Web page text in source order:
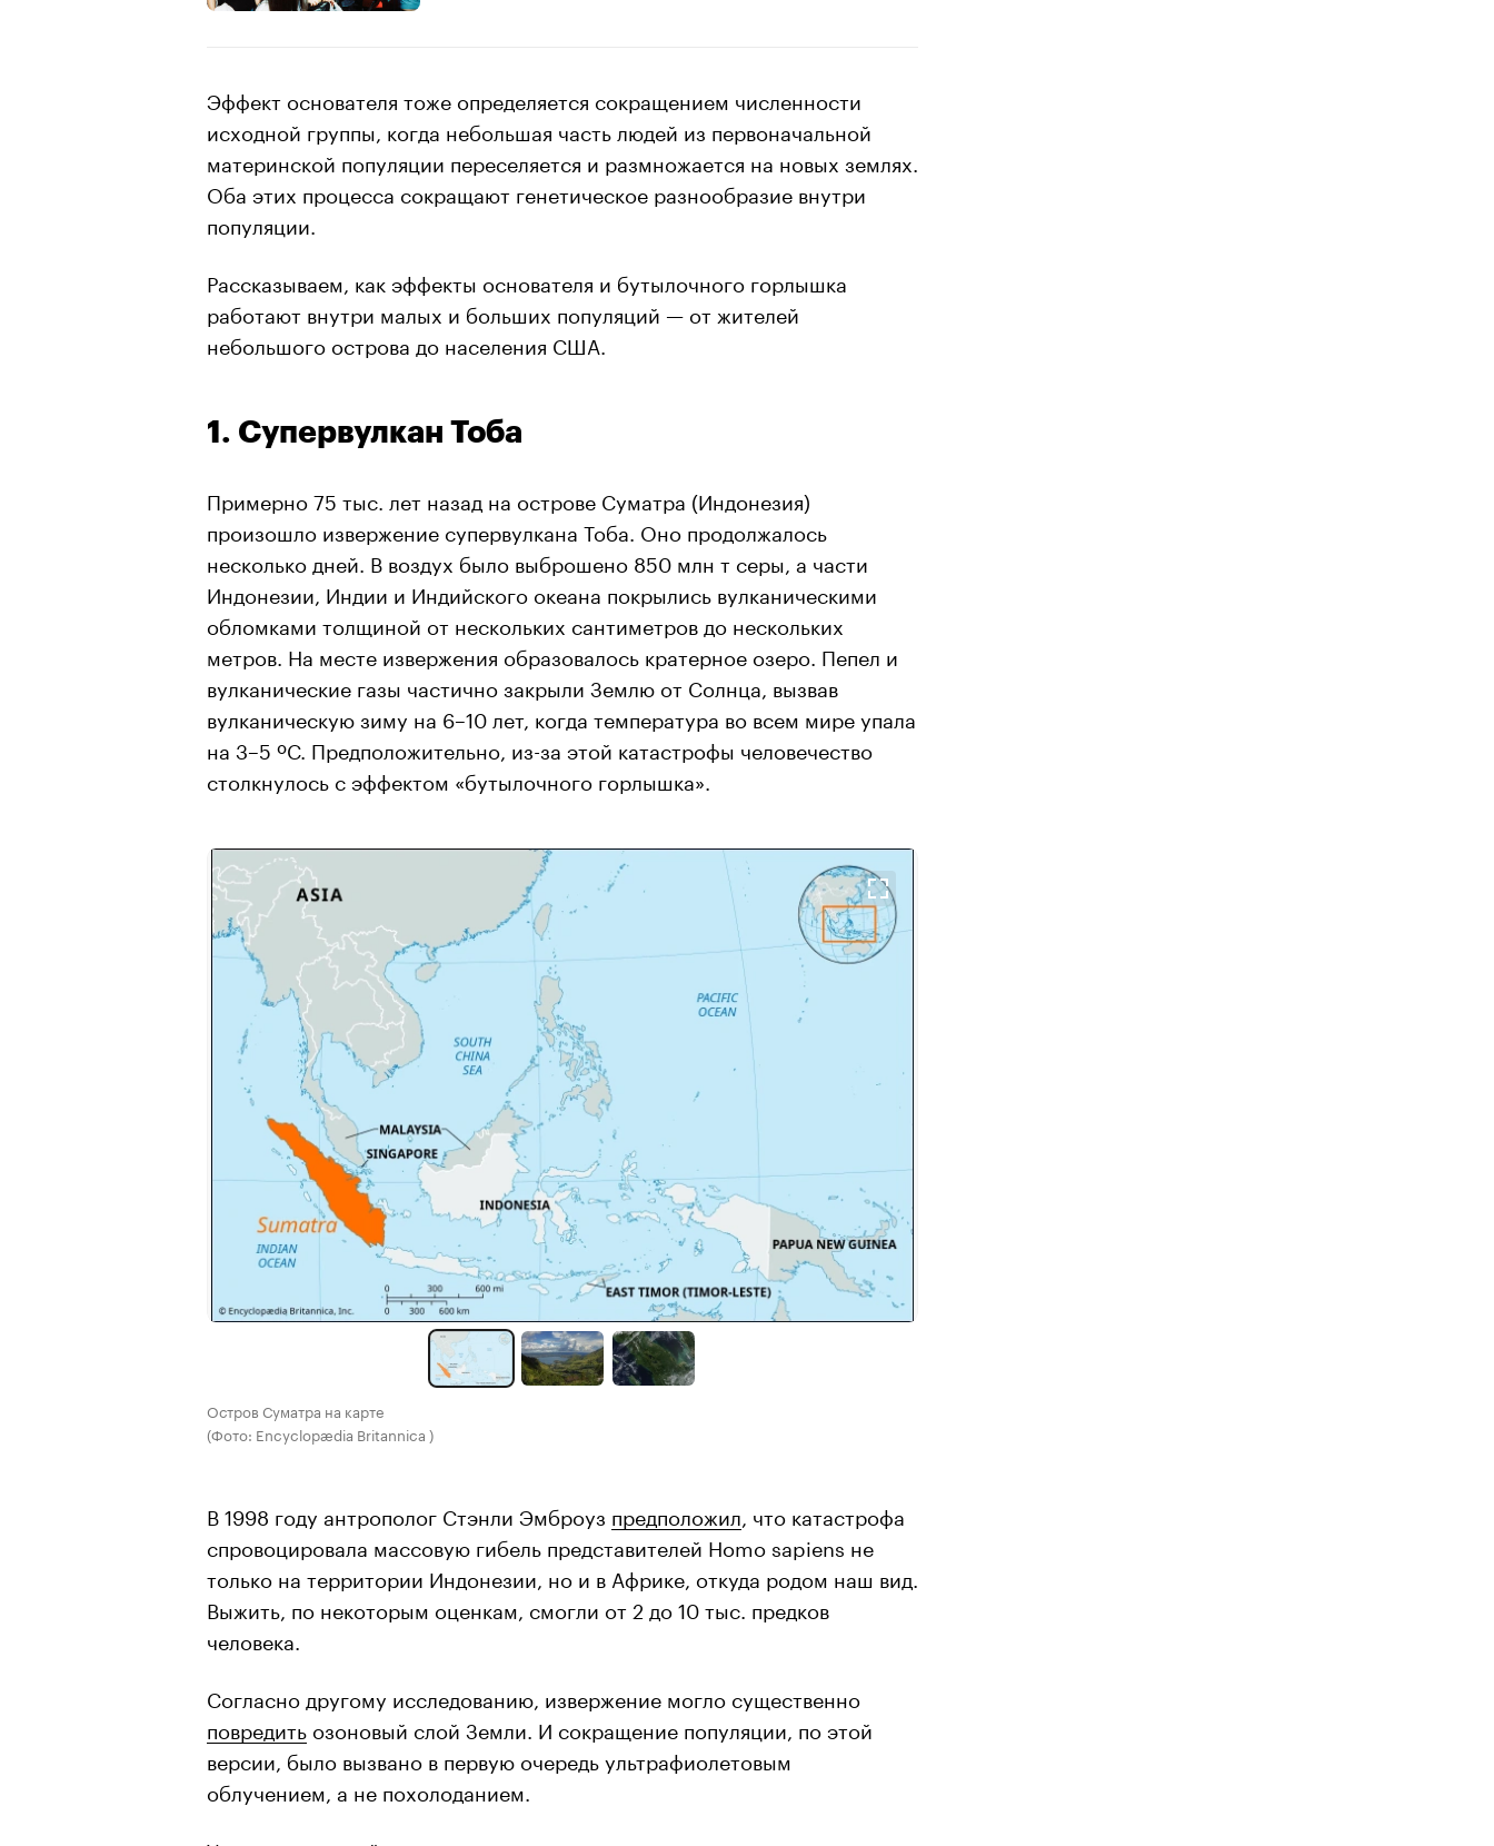
Эффект основателя тоже определяется сокращением численности
исходной группы, когда небольшая часть людей из первоначальной
материнской популяции переселяется и размножается на новых землях.
Оба этих процесса сокращают генетическое разнообразие внутри
популяции.
Рассказываем, как эффекты основателя и бутылочного горлышка
работают внутри малых и больших популяций — от жителей
небольшого острова до населения США.
1. Супервулкан Тоба
Примерно 75 тыс. лет назад на острове Суматра (Индонезия)
произошло извержение супервулкана Тоба. Оно продолжалось
несколько дней. В воздух было выброшено 850 млн т серы, а части
Индонезии, Индии и Индийского океана покрылись вулканическими
обломками толщиной от нескольких сантиметров до нескольких
метров. На месте извержения образовалось кратерное озеро. Пепел и
вулканические газы частично закрыли Землю от Солнца, вызвав
вулканическую зиму на 6–10 лет, когда температура во всем мире упала
на 3–5 ºC. Предположительно, из-за этой катастрофы человечество
столкнулось с эффектом «бутылочного горлышка».
Остров Суматра на карте
(Фото: Encyclopædia Britannica )
В 1998 году антрополог Стэнли Эмброуз предположил , что катастрофа
спровоцировала массовую гибель представителей Homo sapiens не
только на территории Индонезии, но и в Африке, откуда родом наш вид.
Выжить, по некоторым оценкам, смогли от 2 до 10 тыс. предков
человека.
Согласно другому исследованию, извержение могло существенно
повредить озоновый слой Земли. И сокращение популяции, по этой
версии, было вызвано в первую очередь ультрафиолетовым
облучением, а не похолоданием.